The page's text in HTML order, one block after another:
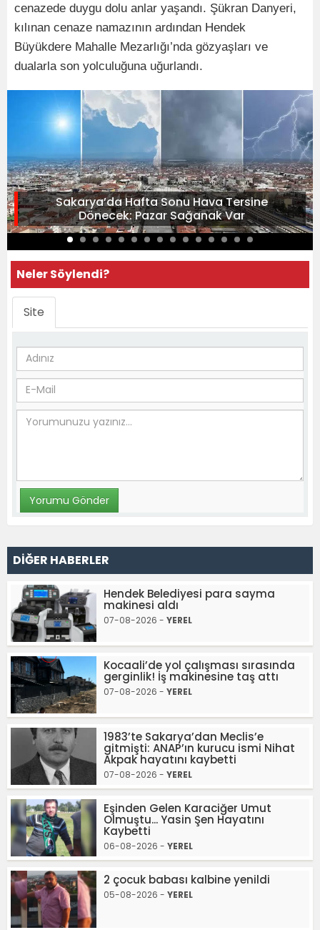
cenazede duygu dolu anlar yaşandı. Şükran Danyeri,
kılınan cenaze namazının ardından Hendek
Büyükdere Mahalle Mezarlığı’nda gözyaşları ve
dualarla son yolculuğuna uğurlandı.
Sakarya’da Hafta Sonu Hava Tersine
Dönecek: Pazar Sağanak Var
Neler Söylendi?
Site
DİĞER HABERLER
Hendek Belediyesi para sayma
makinesi aldı
07-08-2026 - YEREL
Kocaali’de yol çalışması sırasında
gerginlik! İş makinesine taş attı
07-08-2026 - YEREL
1983’te Sakarya’dan Meclis’e
gitmişti: ANAP’ın kurucu ismi Nihat
Akpak hayatını kaybetti
07-08-2026 - YEREL
Eşinden Gelen Karaciğer Umut
Olmuştu... Yasin Şen Hayatını
Kaybetti
06-08-2026 - YEREL
2 çocuk babası kalbine yenildi
05-08-2026 - YEREL